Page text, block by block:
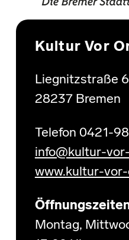
Skip back to main navigation
Kultur Vor
Liegnitzstraße
28237 Bremen
Telefon 0421-
info@kultur-
www.kultur-
Montag,